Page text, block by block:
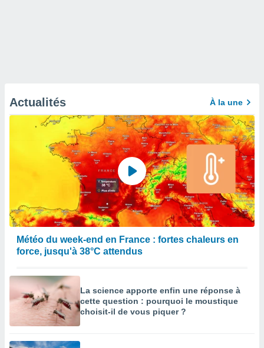
Actualités À la une
Météo du week-end en France : fortes chaleurs en
force, jusqu'à 38°C attendus
La science apporte enfin une réponse à
cette question : pourquoi le moustique
choisit-il de vous piquer ?